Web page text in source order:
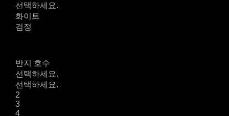
선택하세요.
화이트
검정
반지 호수
선택하세요.
선택하세요.
2
3
4